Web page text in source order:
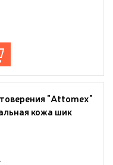
"Attomex"
кожа шик
ПВХ клапаны,
фольгой,
упаковка